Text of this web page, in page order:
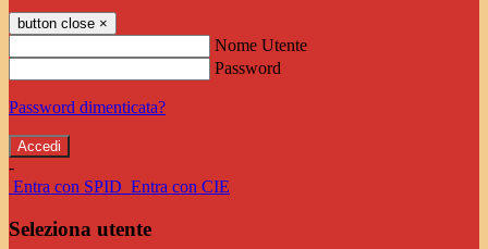
button close ×
Nome Utente
Password
Password dimenticata?
-
Entra con SPID Entra con CIE
Seleziona utente